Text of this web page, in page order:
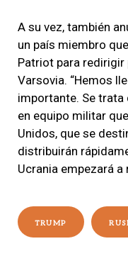
A su vez, también
un país miembro
Patriot para redirigir
Varsovia. “Hemos
importante. Se
en equipo militar
Unidos, que se
distribuirán
Ucrania empezará a
TRUMP